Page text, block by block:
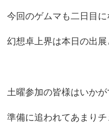
今回のゲムマも二日目に
幻想卓上界は本日の出展
土曜参加の皆様はいか
準備に追われてあまり